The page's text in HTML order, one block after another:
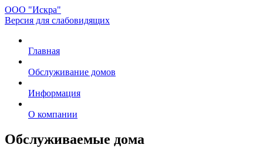
ООО "Искра"
Версия для слабовидящих
Главная
Обслуживание домов
Информация
О компании
Обслуживаемые дома